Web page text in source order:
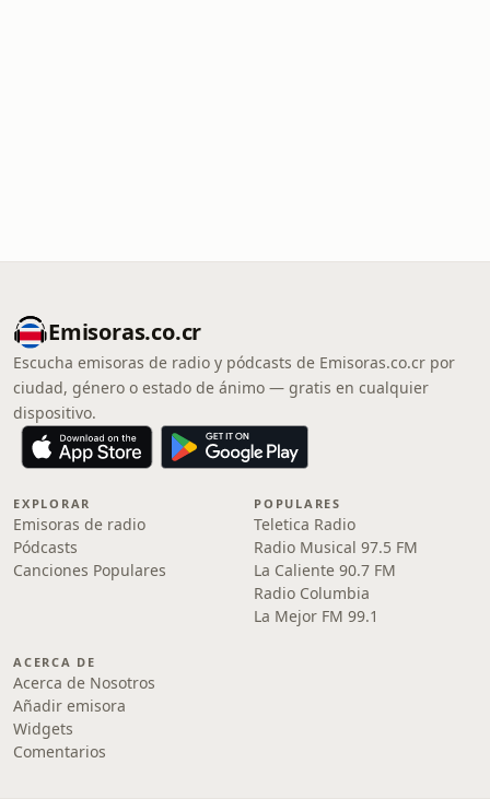
Emisoras.co.cr
Escucha emisoras de radio y pódcasts de Emisoras.co.cr por
ciudad, género o estado de ánimo — gratis en cualquier
dispositivo.
EXPLORAR
Emisoras de radio
Pódcasts
Canciones Populares
POPULARES
Teletica Radio
Radio Musical 97.5 FM
La Caliente 90.7 FM
Radio Columbia
La Mejor FM 99.1
ACERCA DE
Acerca de Nosotros
Añadir emisora
Widgets
Comentarios